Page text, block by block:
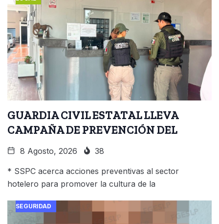
GUARDIA CIVIL ESTATAL LLEVA
CAMPAÑA DE PREVENCIÓN DEL
8 Agosto, 2026 38
* SSPC acerca acciones preventivas al sector
hotelero para promover la cultura de la
SEGURIDAD